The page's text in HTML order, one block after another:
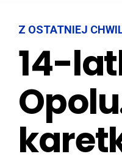
Z OSTATNIEJ
14-